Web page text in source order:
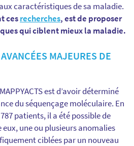
caractéristiques de sa maladie.
cesrecherches, est de proposer
qui ciblent mieux la maladie.
MAJEURES DE
est d’avoir déterminé
du séquençagemoléculaire. En
patients, il a été possible de
eux, une ou plusieurs anomalies
ciblées par un nouveau